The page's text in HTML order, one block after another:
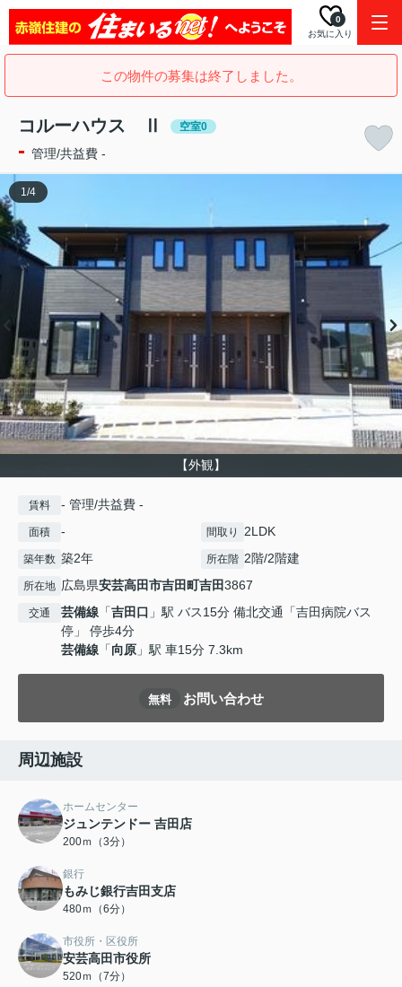
お気に入り
0
この物件の募集は終了しました。
コルーハウス Ⅱ 空室0
- 管理/共益費 -
【外観】
1/4
賃料 - 管理/共益費 -
面積 - 間取り 2LDK
築年数 築2年 所在階 2階/2階建
所在地 広島県安芸高田市吉田町吉田3867
交通 芸備線 「吉田口 」駅 バス15分 備北交通「吉田病院バス
停」 停歩4分
芸備線 「向原 」駅 車15分 7.3km
無料 お問い合わせ
周辺施設
ホームセンター
ジュンテンドー 吉田店
200ｍ（3分）
銀行
もみじ銀行吉田支店
480ｍ（6分）
市役所・区役所
安芸高田市役所
520ｍ（7分）